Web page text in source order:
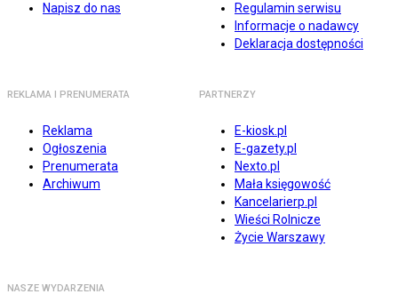
Napisz do nas
Regulamin serwisu
Informacje o nadawcy
Deklaracja dostępności
REKLAMA I PRENUMERATA
Reklama
Ogłoszenia
Prenumerata
Archiwum
PARTNERZY
E-kiosk.pl
E-gazety.pl
Nexto.pl
Mała księgowość
Kancelarierp.pl
Wieści Rolnicze
Życie Warszawy
NASZE WYDARZENIA